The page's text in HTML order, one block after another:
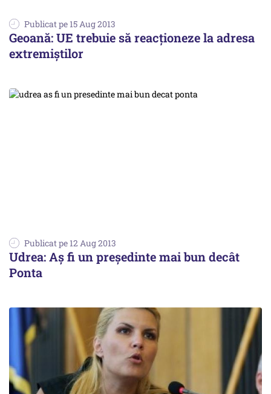
Publicat pe 15 Aug 2013
Geoană: UE trebuie să reacționeze la adresa
extremiștilor
Publicat pe 12 Aug 2013
Udrea: Aș fi un președinte mai bun decât
Ponta